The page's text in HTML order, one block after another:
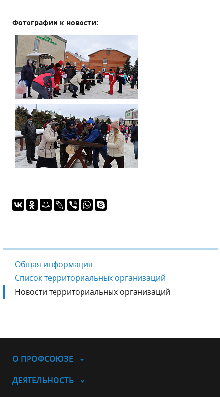
Фотографии к новости:
Общая информация
Список территориальных организаций
Новости территориальных организаций
О ПРОФСОЮЗЕ
ДЕЯТЕЛЬНОСТЬ